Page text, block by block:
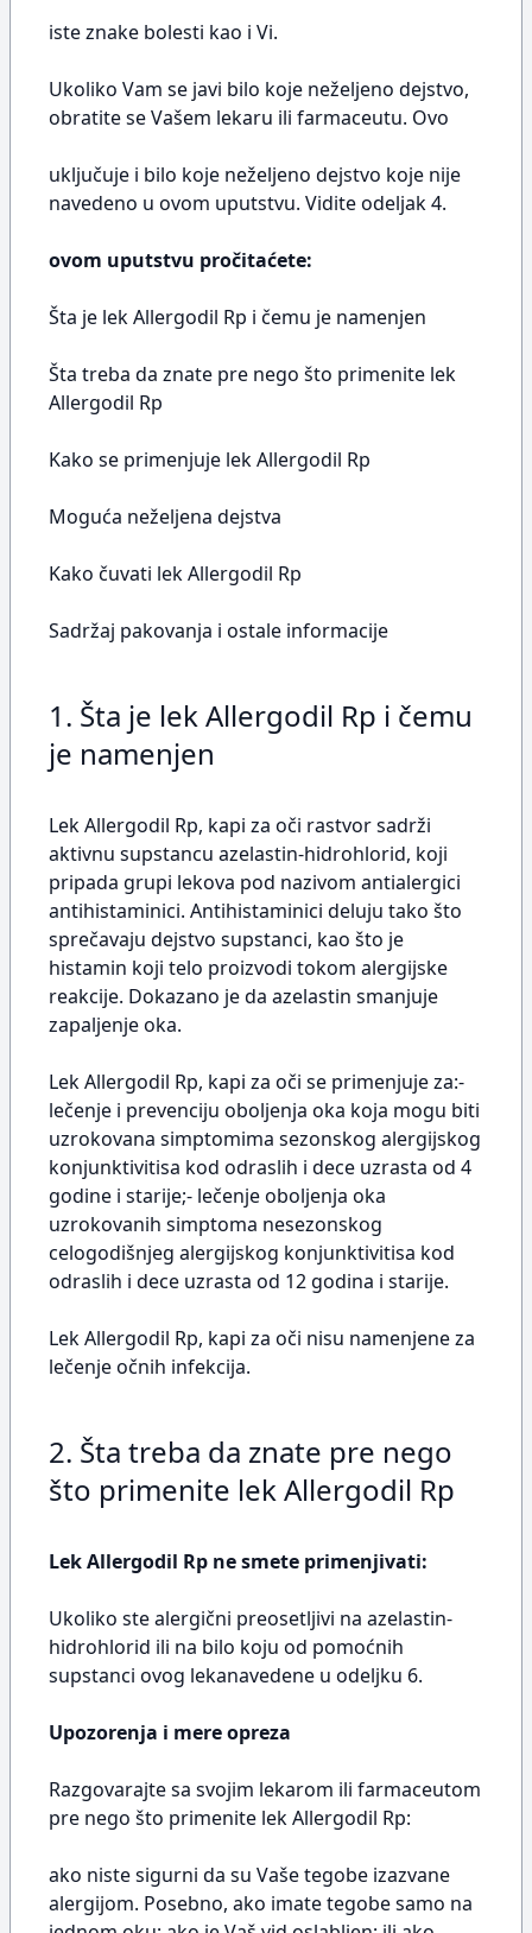
iste znake bolesti kao i Vi.
Ukoliko Vam se javi bilo koje neželjeno dejstvo,
obratite se Vašem lekaru ili farmaceutu. Ovo
uključuje i bilo koje neželjeno dejstvo koje nije
navedeno u ovom uputstvu. Vidite odeljak 4.
ovom uputstvu pročitaćete:
Šta je lek Allergodil Rp i čemu je namenjen
Šta treba da znate pre nego što primenite lek
Allergodil Rp
Kako se primenjuje lek Allergodil Rp
Moguća neželjena dejstva
Kako čuvati lek Allergodil Rp
Sadržaj pakovanja i ostale informacije
1. Šta je lek Allergodil Rp i čemu
je namenjen
Lek Allergodil Rp, kapi za oči rastvor sadrži
aktivnu supstancu azelastin-hidrohlorid, koji
pripada grupi lekova pod nazivom antialergici
antihistaminici. Antihistaminici deluju tako što
sprečavaju dejstvo supstanci, kao što je
histamin koji telo proizvodi tokom alergijske
reakcije. Dokazano je da azelastin smanjuje
zapaljenje oka.
Lek Allergodil Rp, kapi za oči se primenjuje za:-
lečenje i prevenciju oboljenja oka koja mogu biti
uzrokovana simptomima sezonskog alergijskog
konjunktivitisa kod odraslih i dece uzrasta od 4
godine i starije;- lečenje oboljenja oka
uzrokovanih simptoma nesezonskog
celogodišnjeg alergijskog konjunktivitisa kod
odraslih i dece uzrasta od 12 godina i starije.
Lek Allergodil Rp, kapi za oči nisu namenjene za
lečenje očnih infekcija.
2. Šta treba da znate pre nego
što primenite lek Allergodil Rp
Lek Allergodil Rp ne smete primenjivati:
Ukoliko ste alergični preosetljivi na azelastin-
hidrohlorid ili na bilo koju od pomoćnih
supstanci ovog lekanavedene u odeljku 6.
Upozorenja i mere opreza
Razgovarajte sa svojim lekarom ili farmaceutom
pre nego što primenite lek Allergodil Rp:
ako niste sigurni da su Vaše tegobe izazvane
alergijom. Posebno, ako imate tegobe samo na